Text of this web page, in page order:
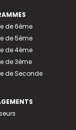
de 6ème
de 5ème
de 4ème
de 3ème
de Seconde